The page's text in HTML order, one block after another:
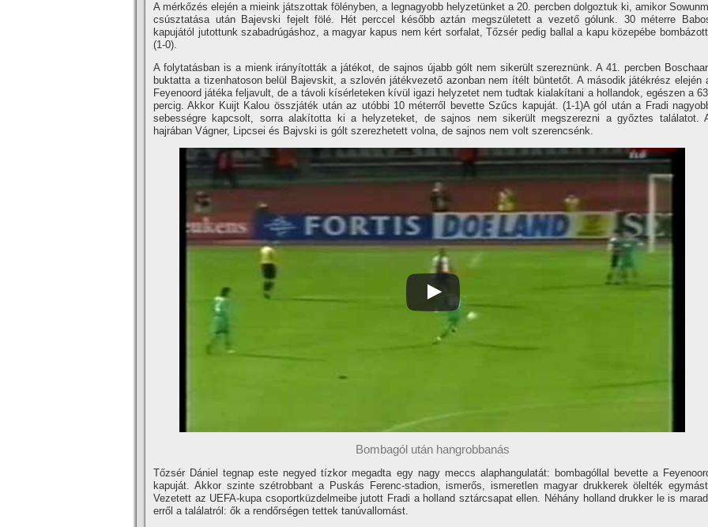
A mérkőzés elején a mieink játszottak fölényben, a legnagyobb helyzetünket a 20. percben dolgoztuk ki, amikor
csúsztatása után Bajevski fejelt fölé. Hét perccel később aztán megszületett a vezető gólunk. 30 méterre
kapujától jutottunk szabadrúgáshoz, a magyar kapus nem kért sorfalat, Tőzsér pedig ballal a kapu közepébe
(1-0).
A folytatásban is a mienk irányí­tották a játékot, de sajnos újabb gólt nem sikerült szereznünk. A 41. percben
buktatta a tizenhatoson belül Bajevskit, a szlovén játékvezető azonban nem í­télt büntetőt. A második játékrész elején
Feyenoord játéka feljavult, de a távoli kí­sérleteken kí­vül igazi helyzetet nem tudtak kialakí­tani a hollandok, egészen a
percig. Akkor Kuijt Kalou összjáték után az utóbbi 10 méterről bevette Szűcs kapuját. (1-1)A gól után a Fradi
sebességre kapcsolt, sorra alakí­totta ki a helyzeteket, de sajnos nem sikerült megszerezni a győztes találatot.
hajrában Vágner, Lipcsei és Bajvski is gólt szerezhetett volna, de sajnos nem volt szerencsénk.
Bombagól után hangrobbanás
Tőzsér Dániel tegnap este negyed tí­zkor megadta egy nagy meccs alaphangulatát: bombagóllal bevette a
kapuját. Akkor szinte szétrobbant a Puskás Ferenc-stadion, ismerős, ismeretlen magyar drukkerek ölelték
Vezetett az UEFA-kupa csoportküzdelmeibe jutott Fradi a holland sztárcsapat ellen. Néhány holland drukker le is
erről a találatról: ők a rendőrségen tettek tanúvallomást.